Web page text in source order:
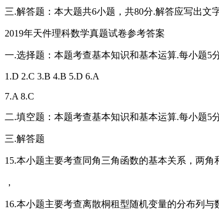
三.解答题：本大题共6小题，共80分.解答应写出文
2019年天件理科数学真题试卷参考答案
一.选择题：本题考查基本知识和基本运算.每小题5
1.D 2.C 3.B 4.B 5.D 6.A
7.A 8.C
二.填空题：本题考查基本知识和基本运算.每小题5
三.解答题
15.本小题主要考查同角三角函数的基本关系，两
，
16.本小题主要考查离散桐租型随机变量的分布列